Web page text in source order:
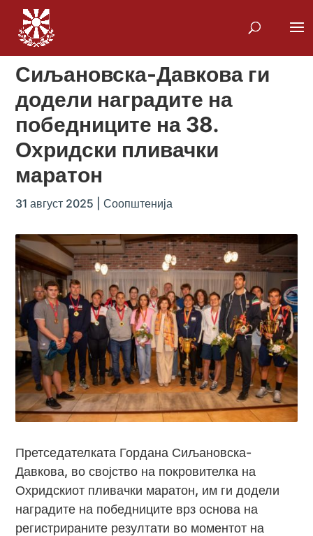
Сиљановска-Давкова ги
додели наградите на
победниците на 38.
Охридски пливачки
маратон
31 август 2025 |Соопштенија
Претседателката Гордана Сиљановска-
Давкова, во својство на покровителка на
Охридскиот пливачки маратон, им ги додели
наградите на победниците врз основа на
регистрираните резултати во моментот на